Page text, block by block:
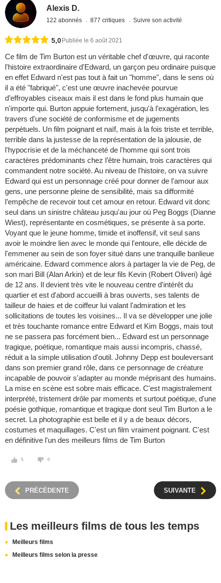
Alexis D.
122 abonnés 877 critiques Suivre son activité
5,0 Publiée le 6 août 2021
Ce film de Tim Burton est un véritable chef d'œuvre, qui raconte
l'histoire extraordinaire d'Edward, un garçon peu ordinaire puisque
en effet Edward n'est pas tout à fait un "homme", dans le sens où
il a été "fabriqué", c'est une œuvre inachevée pourvue
d’effroyables ciseaux mais il est dans le fond plus humain que
n'importe qui. Burton appuie fortement, jusqu'à l’exagération, les
travers d'une société de conformisme et de jugements
perpétuels. Un film poignant et naïf, mais à la fois triste et terrible,
terrible dans la justesse de la représentation de la jalousie, de
l'hypocrisie et de la méchanceté de l'homme qui sont trois
caractères prédominants chez l’être humain, trois caractères qui
commandent notre société. Au niveau de l'histoire, on va suivre
Edward qui est un personnage créé pour donner de l'amour aux
gens, une personne pleine de sensibilité, mais sa difformité
l’empêche de recevoir tout cet amour en retour. Edward vit donc
seul dans un sinistre château jusqu'au jour où Peg Boggs (Dianne
Wiest), représentante en cosmétiques, se présente à sa porte.
Voyant que le jeune homme, timide et inoffensif, vit seul sans
avoir le moindre lien avec le monde qui l'entoure, elle décide de
l'emmener au sein de son foyer situé dans une tranquille banlieue
américaine. Edward commence alors à partager la vie de Peg, de
son mari Bill (Alan Arkin) et de leur fils Kevin (Robert Oliveri) âgé
de 12 ans. Il devient très vite le nouveau centre d'intérêt du
quartier et est d'abord accueilli à bras ouverts, ses talents de
tailleur de haies et de coiffeur lui valant l'admiration et les
sollicitations de toutes les voisines... Il va se développer une jolie
et très touchante romance entre Edward et Kim Boggs, mais tout
ne se passera pas forcément bien... Edward est un personnage
tragique, poétique, romantique mais aussi incompris, chassé,
réduit a la simple utilisation d'outil. Johnny Depp est bouleversant
dans son premier grand rôle, dans ce personnage de créature
incapable de pouvoir s'adapter au monde méprisant des humains.
La mise en scène est sobre mais efficace. C'est magistralement
interprété, tristement drôle par moments et surtout poétique, d'une
poésie gothique, romantique et tragique dont seul Tim Burton a le
secret. La photographie est belle et il y a de beaux décors,
costumes et maquillages. C'est un film vraiment poignant. C'est
en définitive l'un des meilleurs films de Tim Burton
5 0
PRÉCÉDENTE SUIVANTE
Les meilleurs films de tous les temps
Meilleurs films
Meilleurs films selon la presse